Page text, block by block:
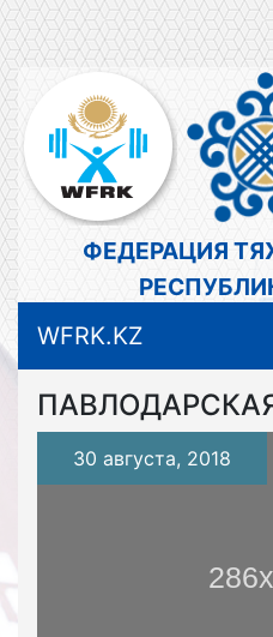
ФЕДЕРАЦИЯ
WFRK.KZ
30 августа, 2018